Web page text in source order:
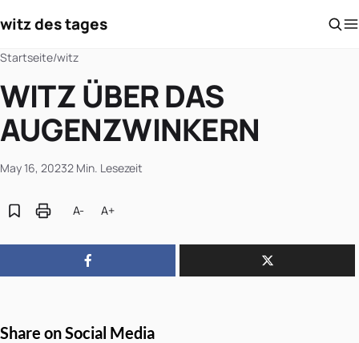
witz des tages
Startseite/witz
WITZ ÜBER DAS
AUGENZWINKERN
May 16, 20232 Min. Lesezeit
A- A+
Share on Social Media